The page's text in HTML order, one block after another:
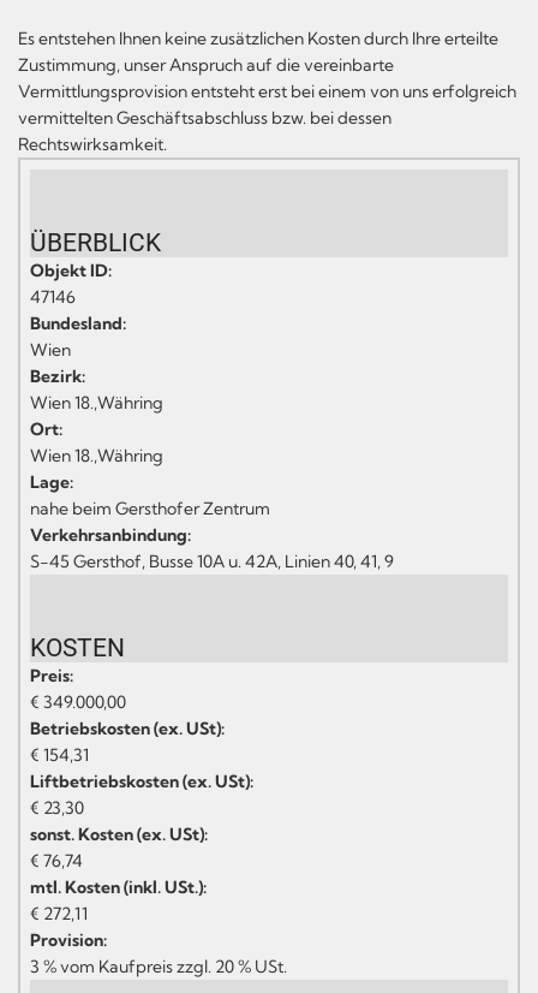
Es entstehen Ihnen keine zusätzlichen Kosten durch Ihre erteilte
Zustimmung, unser Anspruch auf die vereinbarte
Vermittlungsprovision entsteht erst bei einem von uns erfolgreich
vermittelten Geschäftsabschluss bzw. bei dessen
Rechtswirksamkeit.
ÜBERBLICK
Objekt ID:
47146
Bundesland:
Wien
Bezirk:
Wien 18.,Währing
Ort:
Wien 18.,Währing
Lage:
nahe beim Gersthofer Zentrum
Verkehrsanbindung:
S-45 Gersthof, Busse 10A u. 42A, Linien 40, 41, 9
KOSTEN
Preis:
€ 349.000,00
Betriebskosten (ex. USt):
€ 154,31
Liftbetriebskosten (ex. USt):
€ 23,30
sonst. Kosten (ex. USt):
€ 76,74
mtl. Kosten (inkl. USt.):
€ 272,11
Provision:
3 % vom Kaufpreis zzgl. 20 % USt.